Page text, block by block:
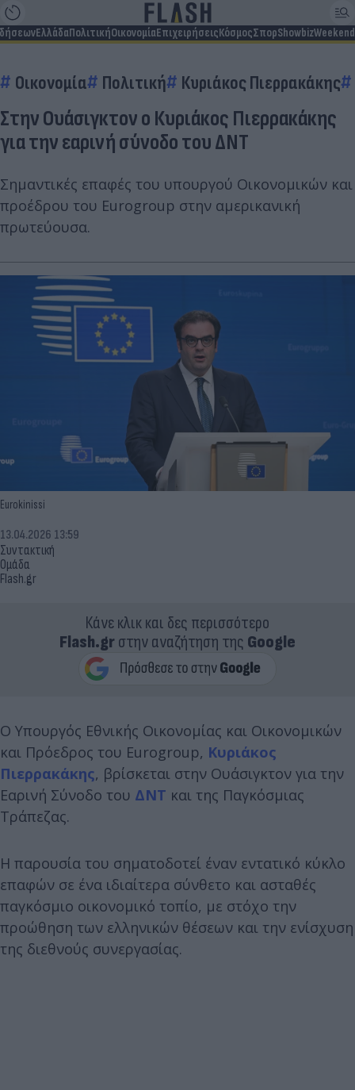
ΕλλάδαΠολιτικήΟικονομίαΕπιχειρήσειςΚόσμοςΣπορShowbizWeekend
Οικονομία Πολιτική Κυριάκος Πιερρακάκης
Στην Ουάσιγκτον ο Κυριάκος Πιερρακάκης
για την εαρινή σύνοδο του ΔΝΤ
Σημαντικές επαφές του υπουργού Οικονομικών και
προέδρου του Eurogroup στην αμερικανική
πρωτεύουσα.
Eurokinissi
Συντακτική
Ομάδα
Flash.gr
13.04.2026 13:59
Κάνε κλικ και δες περισσότερο
Flash.grστην αναζήτηση της Google
Ο Υπουργός Εθνικής Οικονομίας και Οικονομικών
και Πρόεδρος του Eurogroup, Κυριάκος
Πιερρακάκης, βρίσκεται στην Ουάσιγκτον για την
Εαρινή Σύνοδο του ΔΝΤ και της Παγκόσμιας
Τράπεζας.
Η παρουσία του σηματοδοτεί έναν εντατικό κύκλο
επαφών σε ένα ιδιαίτερα σύνθετο και ασταθές
παγκόσμιο οικονομικό τοπίο, με στόχο την
προώθηση των ελληνικών θέσεων και την ενίσχυση
της διεθνούς συνεργασίας.